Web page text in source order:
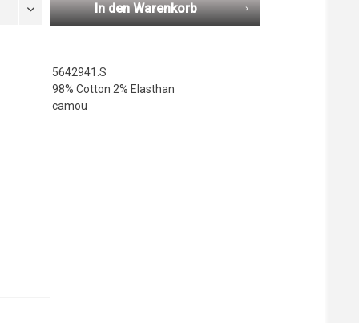
In den Warenkorb
5642941.S
98% Cotton 2% Elasthan
camou